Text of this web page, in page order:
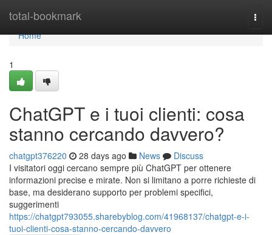
total-bookmark
Home
Home
1
ChatGPT e i tuoi clienti: cosa
stanno cercando davvero?
chatgpt376220 28 days ago News
Discuss
I visitatori oggi cercano sempre più ChatGPT per ottenere
informazioni precise e mirate. Non si limitano a porre richieste di
base, ma desiderano supporto per problemi specifici,
suggerimenti
https://chatgpt793055.sharebyblog.com/41968137/chatgpt-e-i-
tuoi-clienti-cosa-stanno-cercando-davvero